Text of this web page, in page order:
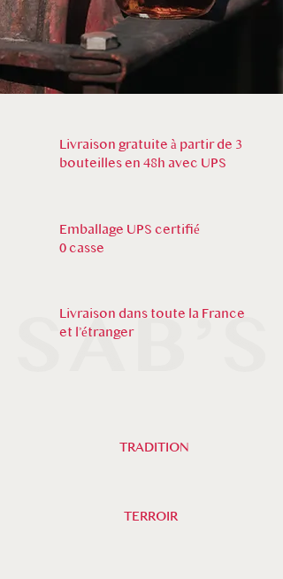
Livraison gratuite à partir de 3
bouteilles en 48h avec UPS
Emballage UPS certifié
0 casse
Livraison dans toute la France
et l’étranger
TRADITION
TERROIR